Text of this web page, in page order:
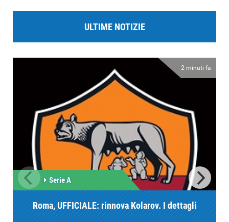
ULTIME NOTIZIE
2 minuti fa
Serie A
Roma, UFFICIALE: rinnova Kolarov. I dettagli